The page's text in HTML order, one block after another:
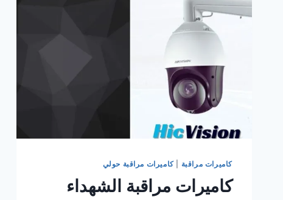
كاميرات مراقبة |كاميرات مراقبة حولي
كاميرات مراقبة الشهداء